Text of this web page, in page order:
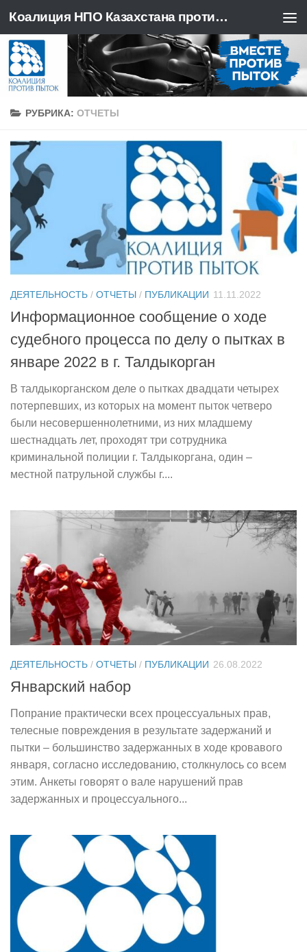
Перейти к содержимому Коалиция НПО Казахстана против пыток
РУБРИКА: ОТЧЕТЫ
ДЕЯТЕЛЬНОСТЬ / ОТЧЕТЫ / ПУБЛИКАЦИИ 11.11.2022
Информационное сообщение о ходе
судебного процесса по делу о пытках в
январе 2022 в г. Талдыкорган
В талдыкорганском деле о пытках двадцати четырех
потерпевших, из которых на момент пыток четверо
были несовершеннолетними, из них младшему
шестнадцать лет, проходят три сотрудника
криминальной полиции г. Талдыкоргана, один –
местной патрульной службы г....
ДЕЯТЕЛЬНОСТЬ / ОТЧЕТЫ / ПУБЛИКАЦИИ 26.08.2022
Январский набор
Попрание практически всех процессуальных прав,
телесные повреждения в результате задержаний и
пытки – большинство задержанных в ходе кровавого
января, согласно исследованию, столкнулось со всем
этим. Анкеты говорят о вале нарушений прав
задержанных и процессуального...